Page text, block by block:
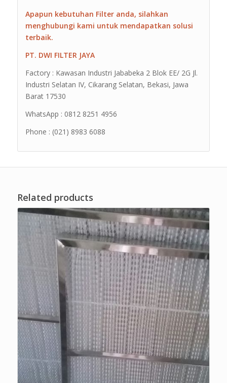
Apapun kebutuhan Filter anda, silahkan
menghubungi kami untuk mendapatkan solusi
terbaik.
PT. DWI FILTER JAYA
Factory : Kawasan Industri Jababeka 2 Blok EE/ 2G Jl.
Industri Selatan IV, Cikarang Selatan, Bekasi, Jawa
Barat 17530
WhatsApp : 0812 8251 4956
Phone : (021) 8983 6088
Related products